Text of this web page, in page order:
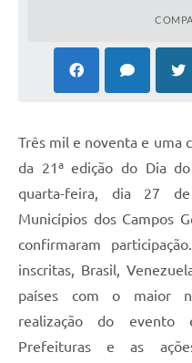
Três mil e noventa e uma
da 21ª edição do Dia
quarta-feira, dia 27
Municípios dos Campos
confirmaram
inscritas, Brasil,
países com o maior
realização do evento
Prefeituras e as